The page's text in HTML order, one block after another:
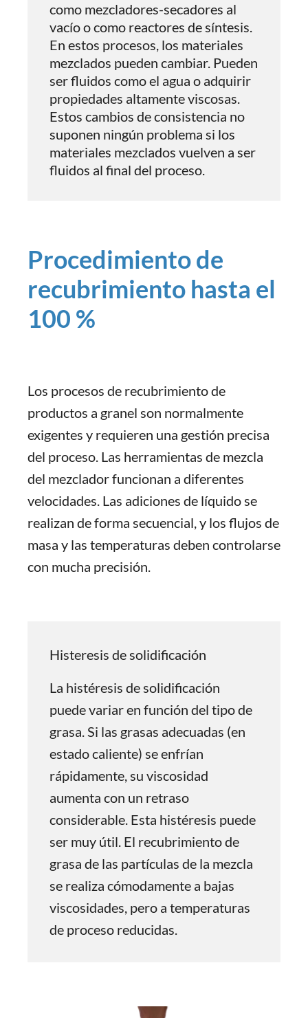
como mezcladores-secadores al
vacío o como reactores de síntesis.
En estos procesos, los materiales
mezclados pueden cambiar. Pueden
ser fluidos como el agua o adquirir
propiedades altamente viscosas.
Estos cambios de consistencia no
suponen ningún problema si los
materiales mezclados vuelven a ser
fluidos al final del proceso.
Procedimiento de
recubrimiento hasta el
100 %
Los procesos de recubrimiento de
productos a granel son normalmente
exigentes y requieren una gestión precisa
del proceso. Las herramientas de mezcla
del mezclador funcionan a diferentes
velocidades. Las adiciones de líquido se
realizan de forma secuencial, y los flujos de
masa y las temperaturas deben controlarse
con mucha precisión.
Histeresis de solidificación
La histéresis de solidificación
puede variar en función del tipo de
grasa. Si las grasas adecuadas (en
estado caliente) se enfrían
rápidamente, su viscosidad
aumenta con un retraso
considerable. Esta histéresis puede
ser muy útil. El recubrimiento de
grasa de las partículas de la mezcla
se realiza cómodamente a bajas
viscosidades, pero a temperaturas
de proceso reducidas.